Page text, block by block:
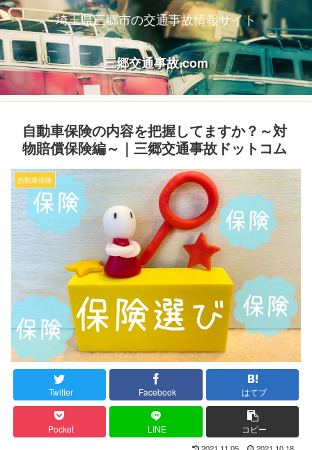
埼玉県三郷市の交通事故情報サイト
三郷交通事故.com
自動車保険の内容を把握してますか？～対
物賠償保険編～｜三郷交通事故ドットコム
自動車保険
Twitter Facebook はてブ
Pocket LINE コピー
2021.11.05 2021.10.18